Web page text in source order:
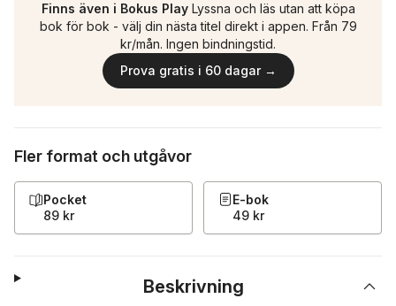
Finns även i Bokus Play Lyssna och läs utan att köpa
bok för bok - välj din nästa titel direkt i appen. Från 79
kr/mån. Ingen bindningstid.
Prova gratis i 60 dagar →
Fler format och utgåvor
Pocket
89 kr
E-bok
49 kr
Beskrivning